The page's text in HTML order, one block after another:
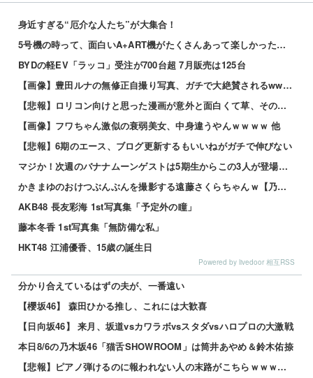
身近すぎる“厄介な人たち”が大集合！
5号機の時って、面白いA+ART機がたくさんあって楽しかったよなｗｗｗ
BYDの軽EV「ラッコ」受注が700台超 7月販売は125台
【画像】豊田ルナの無修正自撮り写真、ガチで大絶賛されるwww 他
【悲報】ロリコン向けと思った漫画が意外と面白くて草、その理由がこれｗｗｗｗ 他
【画像】フワちゃん激似の衰弱美女、中身違うやんｗｗｗｗ 他
【悲報】6期のエース、ブログ更新するもいいねがガチで伸びない
マジか！次週のバナナムーンゲストは5期生からこの3人が登場！！！【乃木坂46】
かきまゆのおけつぶんぶんを撮影する遠藤さくらちゃんｗ【乃木坂46】
AKB48 長友彩海 1st写真集「予定外の瞳」
藤本冬香 1st写真集「無防備な私」
HKT48 江浦優香、15歳の誕生日
Powered by livedoor 相互RSS
分かり合えているはずの夫が、一番遠い
【櫻坂46】 森田ひかる推し、これには大歓喜
【日向坂46】 来月、坂道vsカワラボvsスタダvsハロプロの大激戦
本日8/6の乃木坂46「猫舌SHOWROOM」は筒井あやめ＆鈴木佑捺
【悲報】ピアノ弾けるのに報われない人の末路がこちらｗｗｗｗｗ 他